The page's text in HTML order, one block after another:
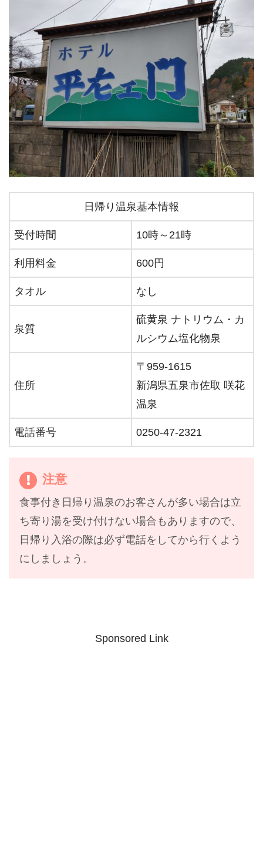
日帰り温泉基本情報
受付時間 10時～21時
利用料金 600円
タオル なし
泉質
硫黄泉 ナトリウム・カ
ルシウム塩化物泉
住所
〒959-1615
新潟県五泉市佐取 咲花
温泉
電話番号 0250-47-2321
注意
食事付き日帰り温泉のお客さんが多い場合は立
ち寄り湯を受け付けない場合もありますので、
日帰り入浴の際は必ず電話をしてから行くよう
にしましょう。
Sponsored Link